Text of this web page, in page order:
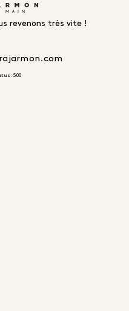
revenons très vite !
500